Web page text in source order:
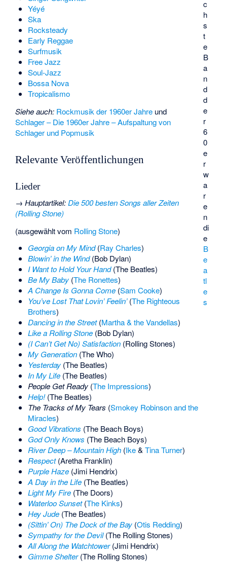
c
h
s
t
e
B
a
n
d
d
e
r
6
0
e
r
w
a
r
e
n
di
e
B
e
a
tl
e
s
Yéyé
Ska
Rocksteady
Early Reggae
Surfmusik
Free Jazz
Soul-Jazz
Bossa Nova
Tropicalismo
Siehe auch: Rockmusik der 1960er Jahre und
Schlager – Die 1960er Jahre – Aufspaltung von
Schlager und Popmusik
Relevante Veröffentlichungen
Lieder
→Hauptartikel:Die 500 besten Songs aller Zeiten
(Rolling Stone)
(ausgewählt vom Rolling Stone)
Georgia on My Mind(Ray Charles)
Blowin’ in the Wind(Bob Dylan)
I Want to Hold Your Hand(The Beatles)
Be My Baby(The Ronettes)
A Change Is Gonna Come(Sam Cooke)
You’ve Lost That Lovin’ Feelin’(The Righteous
Brothers)
Dancing in the Street(Martha & the Vandellas)
Like a Rolling Stone(Bob Dylan)
(I Can’t Get No) Satisfaction(Rolling Stones)
My Generation(The Who)
Yesterday(The Beatles)
In My Life(The Beatles)
People Get Ready(The Impressions)
Help!(The Beatles)
The Tracks of My Tears (Smokey Robinson and the
Miracles)
Good Vibrations (The Beach Boys)
God Only Knows (The Beach Boys)
River Deep – Mountain High(Ike& Tina Turner)
Respect(Aretha Franklin)
Purple Haze(Jimi Hendrix)
A Day in the Life(The Beatles)
Light My Fire(The Doors)
Waterloo Sunset(The Kinks)
Hey Jude(The Beatles)
(Sittin’ On) The Dock of the Bay(Otis Redding)
Sympathy for the Devil(The Rolling Stones)
All Along the Watchtower(Jimi Hendrix)
Gimme Shelter(The Rolling Stones)